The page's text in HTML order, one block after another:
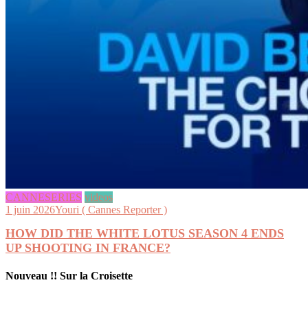
CANNESERIES videos
1 juin 2026Youri ( Cannes Reporter )
HOW DID THE WHITE LOTUS SEASON 4 ENDS
UP SHOOTING IN FRANCE?
Nouveau !! Sur la Croisette